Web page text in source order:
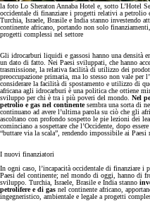
la foto Lo Sheraton Annaba Hotel e, sotto L’Hotel
occidentale di finanziare i progetti relativi a petrolio
Turchia, Israele, Brasile e India stanno investendo
continente africano, portando non solo
progetti complessi nel settore
Gli idrocarburi liquidi e gassosi hanno una densità
un dato di fatto. Nei Paesi sviluppati, che hanno
trasmissione, la relativa facilità di utilizzo dei
preoccupazione primaria, ma lo stesso non vale per
considerare la facilità di spostamento e utilizzo di
africana agli idrocarburi è una politica che ottiene
sviluppo per chi è tra i più poveri del mondo. Nel
petrolio e gas nel continentesembra una sorta di
continuano ad avere l’ultima parola su ciò che gli
ascoltano con profondo sospetto le pie lezioni dei
cominciano a sospettare che l’Occidente, dopo
“buttare via la scala”, rendendo impossibile ai Paesi
I nuovi finanziatori
In ogni caso, l’incapacità occidentale di finanziare
Paesi del continente; nel mondo di oggi, hanno di
sviluppo. Turchia, Israele, Brasile e India stanno
petrolifere e di gas nel continente africano,
ingegneristico, ambientale e legale a progetti